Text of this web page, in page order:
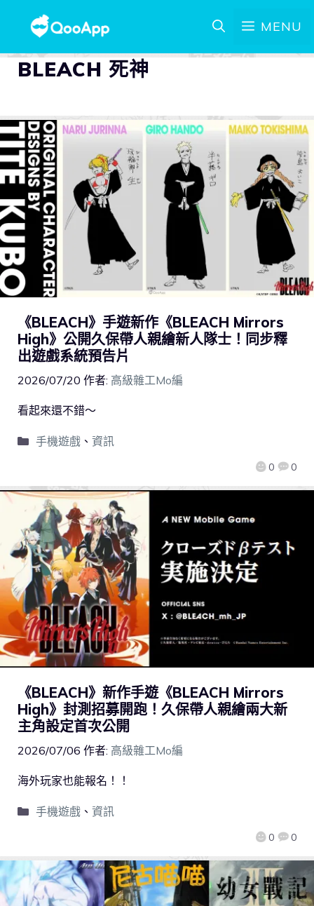
MENU
BLEACH 死神
《BLEACH》手遊新作《BLEACH Mirrors
High》公開久保帶人親繪新人隊士！同步釋
出遊戲系統預告片
2026/07/20 作者: 高級雜工Mo編
0 0
看起來還不錯～
手機遊戲、 資訊
《BLEACH》新作手遊《BLEACH Mirrors
High》封測招募開跑！久保帶人親繪兩大新
主角設定首次公開
2026/07/06 作者: 高級雜工Mo編
0 0
海外玩家也能報名！！
手機遊戲、 資訊